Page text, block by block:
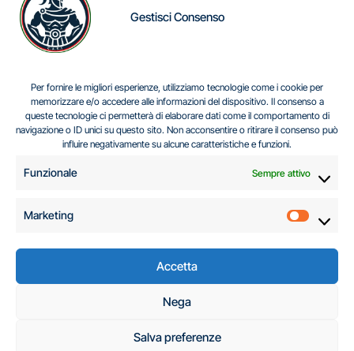
Gestisci Consenso
Per fornire le migliori esperienze, utilizziamo tecnologie come i cookie per
memorizzare e/o accedere alle informazioni del dispositivo. Il consenso a
queste tecnologie ci permetterà di elaborare dati come il comportamento di
navigazione o ID unici su questo sito. Non acconsentire o ritirare il consenso può
influire negativamente su alcune caratteristiche e funzioni.
Funzionale Sempre attivo
Marketing
Accetta
Nega
Salva preferenze
Centro Analisi e Studi Italus © Tutti i diritti riservati
C.A.S.I. – Centro
Analisi e Studi Italus